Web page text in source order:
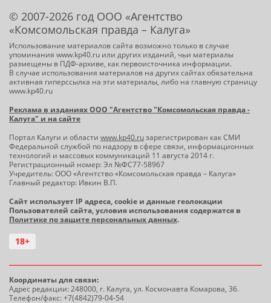
© 2007-2026 год ООО «Агентство
«Комсомольская правда – Калуга»
Использование материалов сайта возможно только в случае
упоминания www.kp40.ru или других изданий, чьи материалы
размещены в ПДФ-архиве, как первоисточника информации.
В случае использования материалов на других сайтах обязательна
активная гиперссылка на эти материалы, либо на главную страницу
www.kp40.ru
Реклама в изданиях ООО "Агентство "Комсомольская правда -
Калуга" и на сайте
Портал Калуги и области www.kp40.ruзарегистрирован как СМИ
Федеральной службой по надзору в сфере связи, информационных
технологий и массовых коммуникаций 11 августа 2014 г.
Регистрационный номер: Эл №ФС77-58967
Учредитель: ООО «Агентство «Комсомольская правда – Калуга»
Главный редактор: Ивкин В.П.
Сайт использует IP адреса, cookie и данные геолокации
Пользователей сайта, условия использования содержатся в
Политике по защите персональных данных.
18+
Координаты для связи:
Адрес редакции: 248000, г. Калуга, ул. Космонавта Комарова, 36.
Телефон/факс: +7(4842)79-04-54